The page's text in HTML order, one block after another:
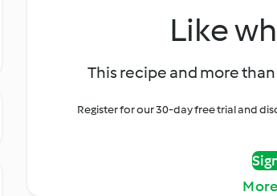
Like
This recipe and more
Register for our 30-day free trial and